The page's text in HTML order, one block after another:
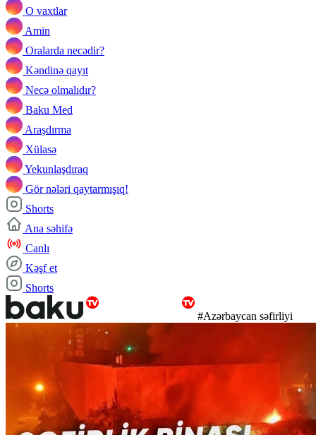
O vaxtlar
Amin
Oralarda necədir?
Kəndinə qayıt
Necə olmalıdır?
Baku Med
Araşdırma
Xülasə
Yekunlaşdıraq
Gör nələri qaytarmışıq!
Shorts
Ana səhifə
Canlı
Kəşf et
Shorts
#Azərbaycan səfirliyi